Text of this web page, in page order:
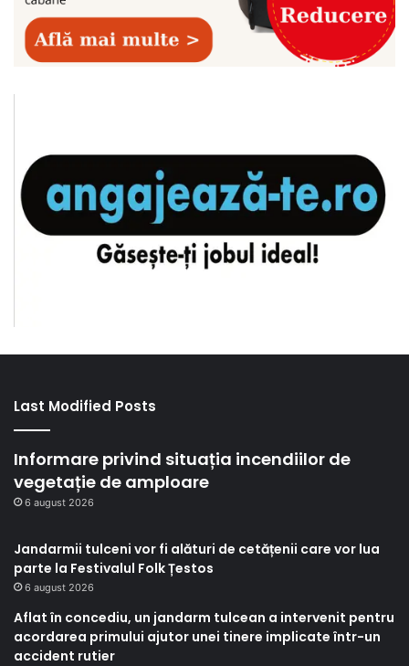
Last Modified Posts
Informare privind situația incendiilor de
vegetație de amploare
6 august 2026
Jandarmii tulceni vor fi alături de cetățenii care vor lua
parte la Festivalul Folk Țestos
6 august 2026
Aflat în concediu, un jandarm tulcean a intervenit pentru
acordarea primului ajutor unei tinere implicate într-un
accident rutier